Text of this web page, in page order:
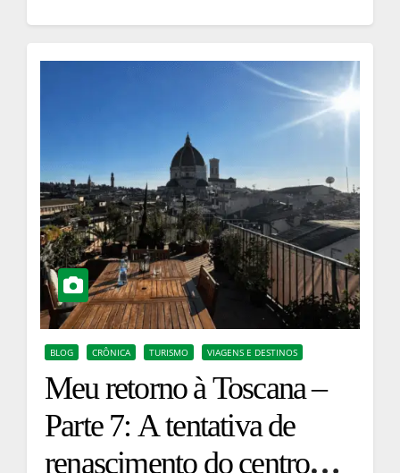
BLOG CRÔNICA TURISMO VIAGENS E DESTINOS
Meu retorno à Toscana –
Parte 7: A tentativa de
renascimento do centro